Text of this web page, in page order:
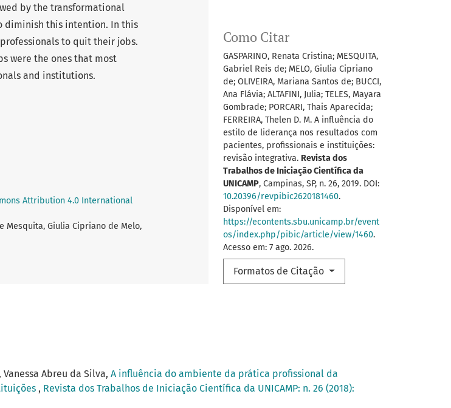
Como Citar
GASPARINO, Renata Cristina; MESQUITA,
Gabriel Reis de; MELO, Giulia Cipriano
de; OLIVEIRA, Mariana Santos de; BUCCI,
Ana Flávia; ALTAFINI, Julia; TELES, Mayara
Gombrade; PORCARI, Thais Aparecida;
FERREIRA, Thelen D. M. A influência do
estilo de liderança nos resultados com
pacientes, profissionais e instituições:
revisão integrativa. Revista dos
Trabalhos de Iniciação Científica da
UNICAMP, Campinas, SP, n. 26, 2019. DOI:
10.20396/revpibic2620181460.
Disponível em:
https://econtents.sbu.unicamp.br/event
os/index.php/pibic/article/view/1460.
Acesso em: 7 ago. 2026.
Formatos de Citação
by the transformational
diminish this intention. In this
to quit their jobs.
were the ones that most
and institutions.
Attribution 4.0 International
Mesquita, Giulia Cipriano de Melo,
Abreu da Silva, A influência do ambiente da prática profissional da
, Revista dos Trabalhos de Iniciação Científica da UNICAMP: n. 26 (2018):